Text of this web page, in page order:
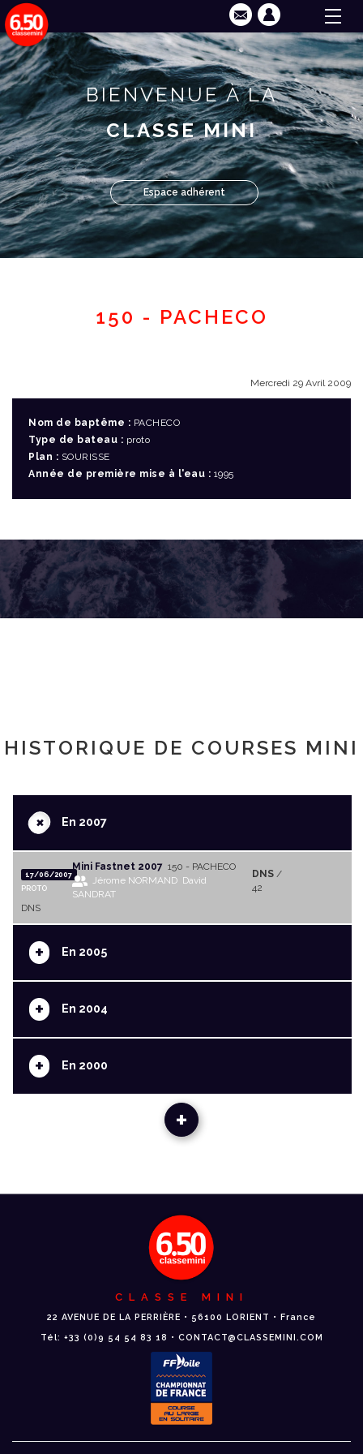
BIENVENUE À LA
CLASSE MINI
Espace adhérent
150 - PACHECO
Mercredi 29 Avril 2009
Nom de baptême : PACHECO
Type de bateau : proto
Plan : SOURISSE
Année de première mise à l'eau : 1995
HISTORIQUE DE COURSES MINI
+En 2007
17/06/2007
PROTO
Mini Fastnet 2007 150 - PACHECO
Jérome NORMAND David
SANDRAT
DNS/
42
DNS
+ En 2005
+ En 2004
+ En 2000
+
CLASSE MINI
22 AVENUE DE LA PERRIÈRE • 56100 LORIENT • France
Tél: +33 (0)9 54 54 83 18 • CONTACT@CLASSEMINI.COM